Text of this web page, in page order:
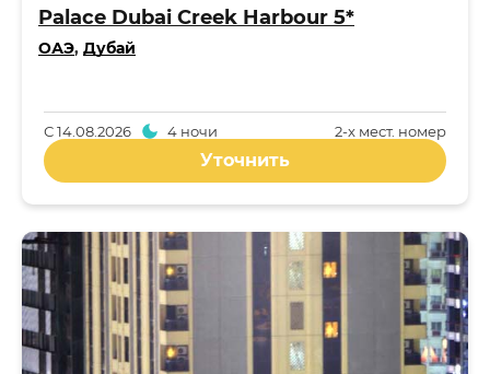
Palace Dubai Creek Harbour 5*
ОАЭ, Дубай
2-x мест. номер
С14.08.2026 4 ночи
Уточнить